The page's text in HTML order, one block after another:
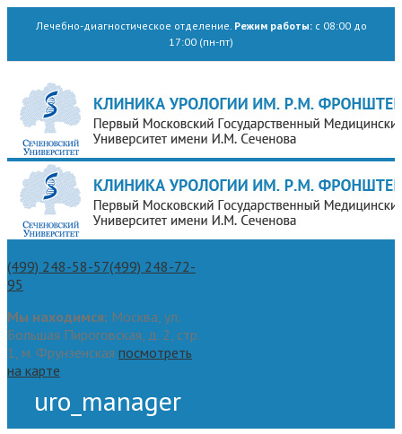
Лечебно-диагностическое отделение. Режим работы:с 08:00 до
17:00 (пн-пт)
(499) 248-58-57(499) 248-72-
95
Мы находимся: Москва, ул.
Большая Пироговская, д. 2, стр.
1, м. Фрунзенская посмотреть
на карте
uro_manager